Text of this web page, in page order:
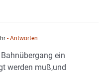
- Antworten
ein
werden muß,und